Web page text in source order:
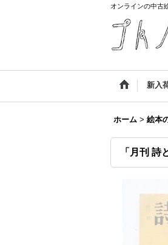
オンラインの中古
新入
ホーム > 絵本
「月刊